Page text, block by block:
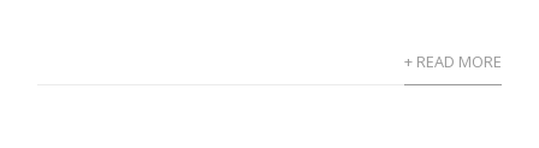
+ READ MORE